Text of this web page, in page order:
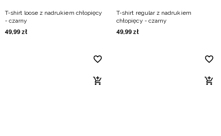
T-shirt loose z nadrukiem chłopięcy
- czarny
49,99 zł
T-shirt regular z nadrukiem
chłopięcy - czarny
49,99 zł